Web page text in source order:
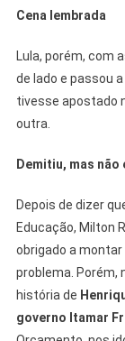
Cena lembrada
Lula, porém, com
de lado e passou
tivesse apostado
outra.
Demitiu, mas não
Depois de dizer
Educação, Milton
obrigado a
problema. Porém,
história de
governo Itamar